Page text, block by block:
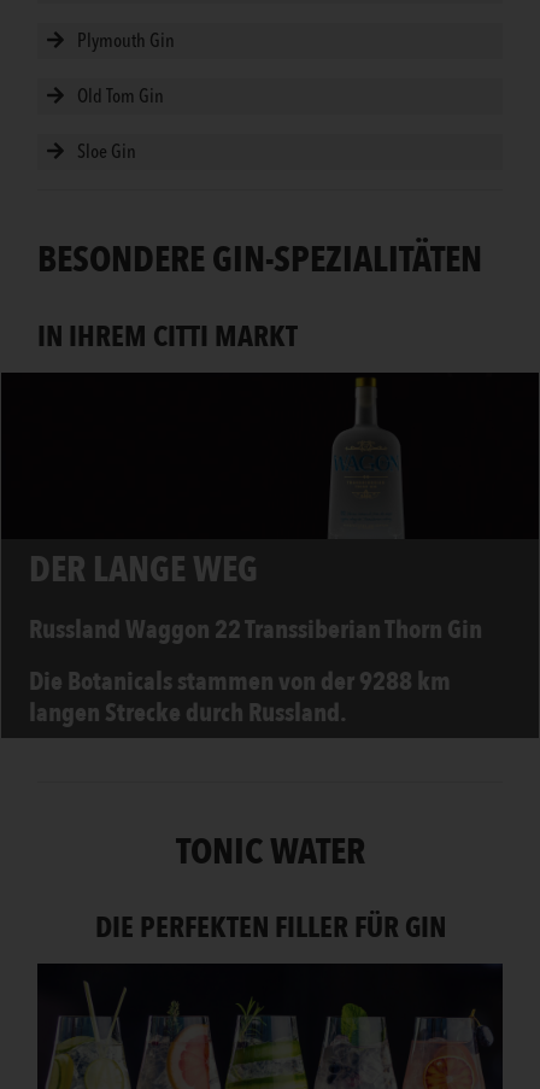
Plymouth Gin
Old Tom Gin
Sloe Gin
BESONDERE GIN-SPEZIALITÄTEN
IN IHREM CITTI MARKT
DER LANGE WEG
Russland Waggon 22 Transsiberian Thorn Gin
Die Botanicals stammen von der 9288 km
langen Strecke durch Russland.
DAS CHAMÄLEON
Österreich - InnsbruckThe Illusionist Dry Gin
Der tiefblaue Gin verwandeltsich mit Tonic in
einen rosafarbenen Gin.
TONIC WATER
DIE PERFEKTEN FILLER FÜR GIN